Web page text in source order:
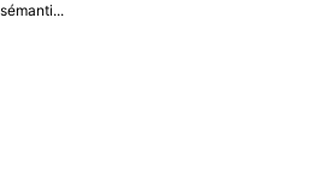
sémanti...